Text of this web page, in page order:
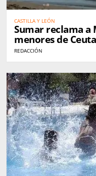
CASTILLA Y LEÓN
Sumar reclama a
menores de
REDACCIÓN